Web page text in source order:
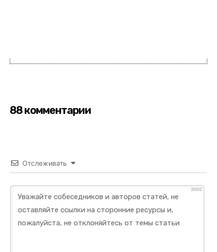
88 комментарии
Отслеживать
2000